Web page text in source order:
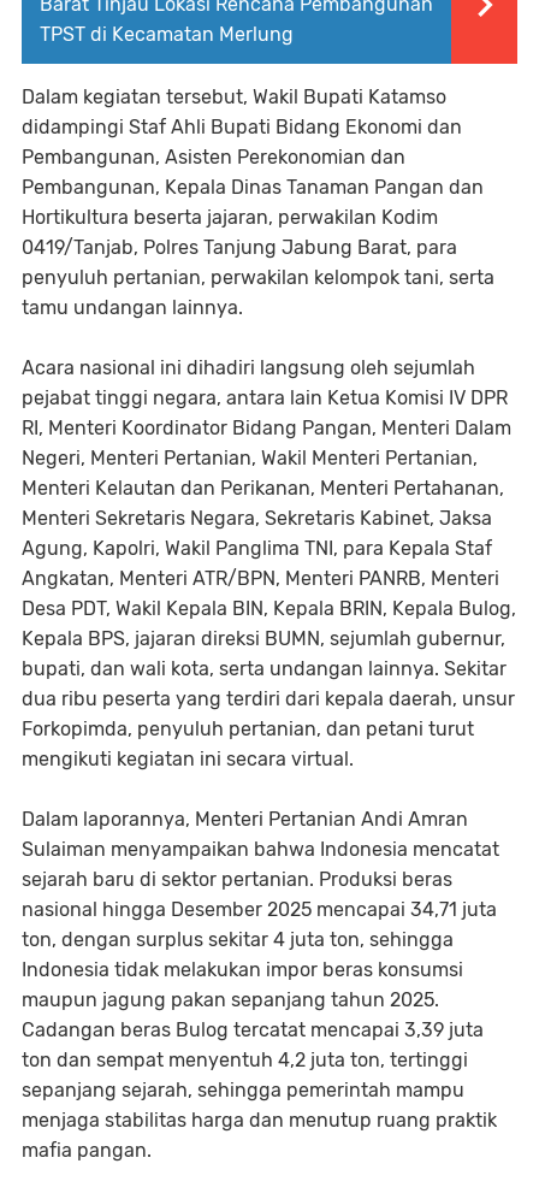
Barat Tinjau Lokasi Rencana Pembangunan
TPST di Kecamatan Merlung
Dalam kegiatan tersebut, Wakil Bupati Katamso
didampingi Staf Ahli Bupati Bidang Ekonomi dan
Pembangunan, Asisten Perekonomian dan
Pembangunan, Kepala Dinas Tanaman Pangan dan
Hortikultura beserta jajaran, perwakilan Kodim
0419/Tanjab, Polres Tanjung Jabung Barat, para
penyuluh pertanian, perwakilan kelompok tani, serta
tamu undangan lainnya.
Acara nasional ini dihadiri langsung oleh sejumlah
pejabat tinggi negara, antara lain Ketua Komisi IV DPR
RI, Menteri Koordinator Bidang Pangan, Menteri Dalam
Negeri, Menteri Pertanian, Wakil Menteri Pertanian,
Menteri Kelautan dan Perikanan, Menteri Pertahanan,
Menteri Sekretaris Negara, Sekretaris Kabinet, Jaksa
Agung, Kapolri, Wakil Panglima TNI, para Kepala Staf
Angkatan, Menteri ATR/BPN, Menteri PANRB, Menteri
Desa PDT, Wakil Kepala BIN, Kepala BRIN, Kepala Bulog,
Kepala BPS, jajaran direksi BUMN, sejumlah gubernur,
bupati, dan wali kota, serta undangan lainnya. Sekitar
dua ribu peserta yang terdiri dari kepala daerah, unsur
Forkopimda, penyuluh pertanian, dan petani turut
mengikuti kegiatan ini secara virtual.
Dalam laporannya, Menteri Pertanian Andi Amran
Sulaiman menyampaikan bahwa Indonesia mencatat
sejarah baru di sektor pertanian. Produksi beras
nasional hingga Desember 2025 mencapai 34,71 juta
ton, dengan surplus sekitar 4 juta ton, sehingga
Indonesia tidak melakukan impor beras konsumsi
maupun jagung pakan sepanjang tahun 2025.
Cadangan beras Bulog tercatat mencapai 3,39 juta
ton dan sempat menyentuh 4,2 juta ton, tertinggi
sepanjang sejarah, sehingga pemerintah mampu
menjaga stabilitas harga dan menutup ruang praktik
mafia pangan.